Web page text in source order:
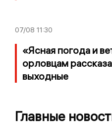
07/08 11:30
«Ясная погода и
орловцам
выходные
Главные